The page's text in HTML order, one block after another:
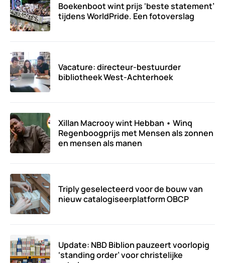
Boekenboot wint prijs ‘beste statement’
tijdens WorldPride. Een fotoverslag
Vacature: directeur-bestuurder
bibliotheek West-Achterhoek
Xillan Macrooy wint Hebban • Winq
Regenboogprijs met Mensen als zonnen
en mensen als manen
Triply geselecteerd voor de bouw van
nieuw catalogiseerplatform OBCP
Update: NBD Biblion pauzeert voorlopig
‘standing order’ voor christelijke